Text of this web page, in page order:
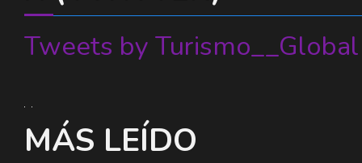
Tweets by Turismo__Global
MÁS LEÍDO